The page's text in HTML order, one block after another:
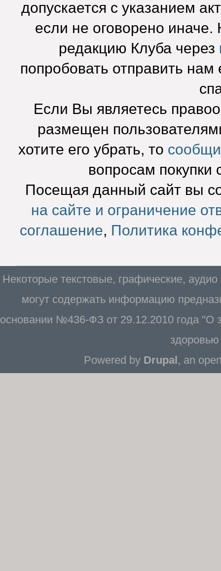
допускается с указанием
если не оговорено
редакцию Клуба через
попробовать отправить нам
Если Вы являетесь
размещен
хотите его убрать, то
вопросам покупки
Посещая данный сайт вы
на сайте и ограничение
соглашение, Политика
Некоторые текстовые, графические,
могут содержать информацию
основании №436-ФЗ от 29.12.2010 года "О
Powered by Drupal, an